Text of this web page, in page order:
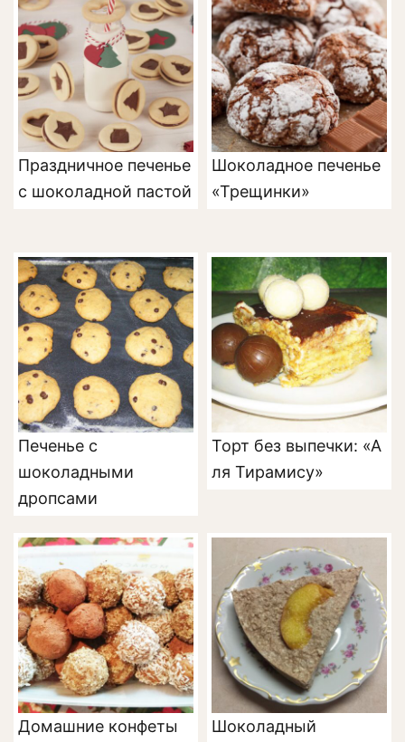
Праздничное печенье
с шоколадной пастой
Шоколадное печенье
«Трещинки»
Печенье с
шоколадными
дропсами
Торт без выпечки: «А
ля Тирамису»
Домашние конфеты
Шоколадный